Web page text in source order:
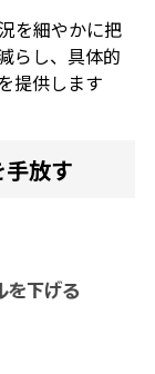
を細やかに把
らし、具体的
提供します
放す